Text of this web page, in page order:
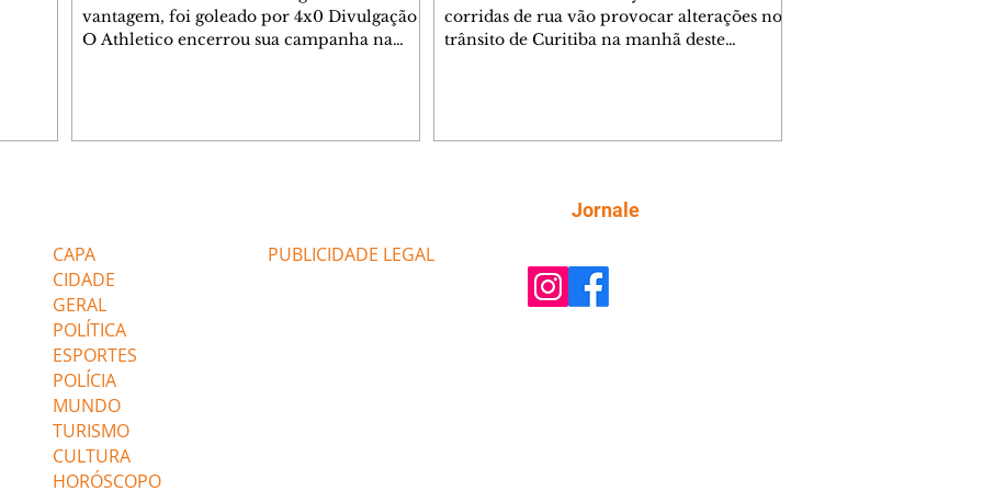
vantagem, foi goleado por 4x0 Divulgação
O Athletico encerrou sua campanha na
Marinho fecharam a conta no segundo.
Superado por 4×
corridas de rua vão provocar alterações no
trânsito de Curitiba na manhã deste
deslocamentos com antecedência,
respeitem a sinalização provisória e as
utilizando rotas al
CAPA
CIDADE
GERAL
POLÍTICA
ESPORTES
POLÍCIA
MUNDO
TURISMO
CULTURA
HORÓSCOPO
PUBLICIDADE LEGAL
Jornale